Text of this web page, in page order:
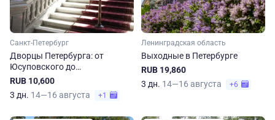
Санкт-Петербург
Дворцы Петербурга: от
Юсуповского до
Шуваловского
RUB 10,600
3 дн. 14—16 августа +1
Ленинградская область
Выходные в Петербурге
RUB 19,860
3 дн. 14—16 августа +6